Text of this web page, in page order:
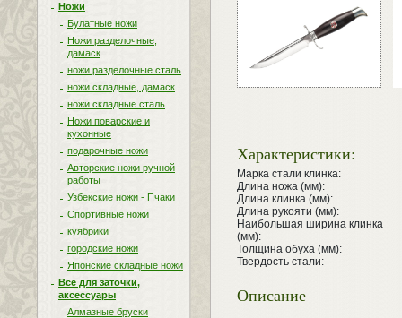
Ножи
Булатные ножи
Ножи разделочные,
дамаск
ножи разделочные сталь
ножи складные, дамаск
ножи складные сталь
Ножи поварские и
кухонные
подарочные ножи
Авторские ножи ручной
работы
Узбекские ножи - Пчаки
Спортивные ножи
куябрики
городские ножи
Японские складные ножи
Все для заточки,
аксессуары
Алмазные бруски
Характеристики:
Марка стали клинка:
Длина ножа (мм):
Длина клинка (мм):
Длина рукояти (мм):
Наибольшая ширина клинка
(мм):
Толщина обуха (мм):
Твердость стали:
Описание